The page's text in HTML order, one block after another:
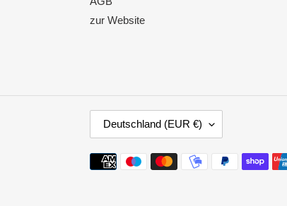
zur Website
A
N
D
Deutschland (EUR €)
Zahlungsmethoden